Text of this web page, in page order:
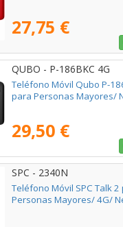
27,75 €
QUBO - P-186BKC 4G
Teléfono Móvil Qubo P-
para Personas Mayores/
29,50 €
SPC - 2340N
Teléfono Móvil SPC Talk 2
Personas Mayores/ 4G/